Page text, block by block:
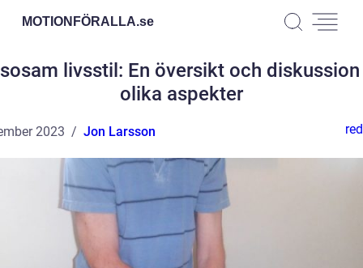
MOTIONFÖRALLA.se
livsstil: En översikt och
olika aspekter
2023 Jon Larsson